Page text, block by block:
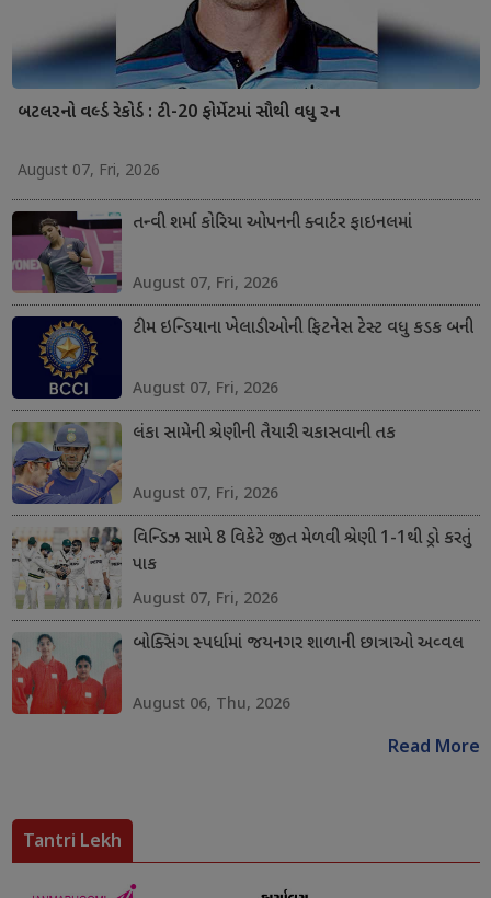
બટલરનો વર્લ્ડ રેકોર્ડ : ટી-20 ફોર્મેટમાં સૌથી વધુ રન
August 07, Fri, 2026
તન્વી શર્મા કોરિયા ઓપનની ક્વાર્ટર ફાઇનલમાં
August 07, Fri, 2026
ટીમ ઇન્ડિયાના ખેલાડીઓની ફિટનેસ ટેસ્ટ વધુ કડક બની
August 07, Fri, 2026
લંકા સામેની શ્રેણીની તૈયારી ચકાસવાની તક
August 07, Fri, 2026
વિન્ડિઝ સામે 8 વિકેટે જીત મેળવી શ્રેણી 1-1થી ડ્રો કરતું
પાક
August 07, Fri, 2026
બોક્સિંગ સ્પર્ધામાં જયનગર શાળાની છાત્રાઓ અવ્વલ
August 06, Thu, 2026
Read More
Tantri Lekh